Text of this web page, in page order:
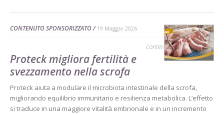
CONTENUTO SPONSORIZZATO 19 Maggio 2026
contenuto sponsorizzato
Proteck migliora fertilità e
svezzamento nella scrofa
Proteck aiuta a modulare il microbiota intestinale della scrofa,
migliorando equilibrio immunitario e resilienza metabolica. L’effetto
si traduce in una maggiore vitalità embrionale e in un incremento